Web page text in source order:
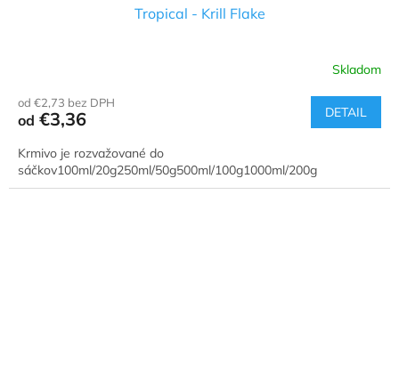
Tropical - Krill Flake
Skladom
od €2,73 bez DPH
od €3,36 DETAIL
Krmivo je rozvažované do
sáčkov100ml/20g250ml/50g500ml/100g1000ml/200g